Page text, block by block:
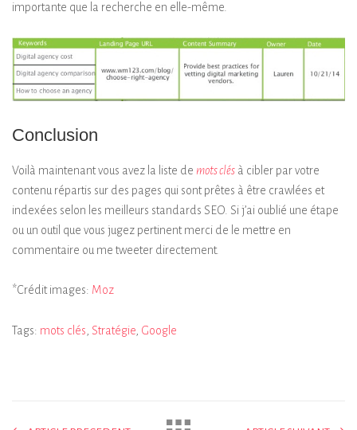
importante que la recherche en elle-même.
Conclusion
Voilà maintenant vous avez la liste de mots clés à cibler par votre
contenu répartis sur des pages qui sont prêtes à être crawlées et
indexées selon les meilleurs standards SEO. Si j’ai oublié une étape
ou un outil que vous jugez pertinent merci de le mettre en
commentaire ou me tweeter directement.
*Crédit images: Moz
Tags: mots clés Stratégie Google